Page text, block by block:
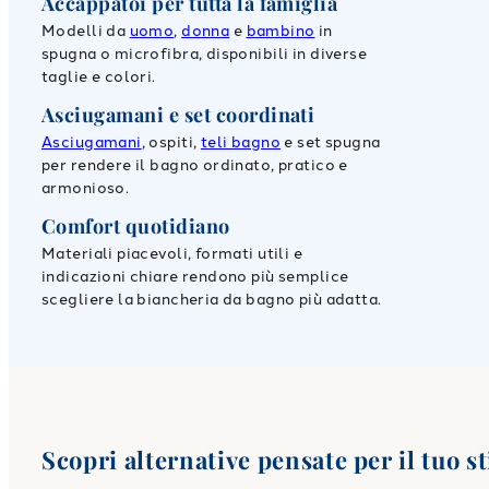
Modelli da uomo,donna e bambino in
spugna o microfibra, disponibili in diverse
taglie e colori.
Asciugamani e set coordinati
Asciugamani, ospiti, teli bagno e set spugna
per rendere il bagno ordinato, pratico e
armonioso.
Comfort quotidiano
Materiali piacevoli, formati utili e
indicazioni chiare rendono più semplice
scegliere la biancheria da bagno più adatta.
Scopri alternative pensate per il tuo